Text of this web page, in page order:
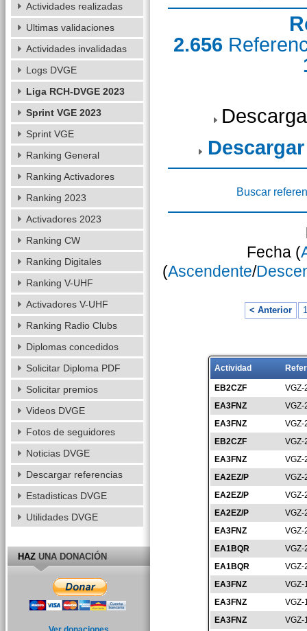
2.656
Buscar
Fecha (
(Ascendente/
< Anterior 1
Actividad
EB2CZF
VGZ-
EA3FNZ
VGZ-
EA3FNZ
VGZ-
EB2CZF
VGZ-
EA3FNZ
VGZ-
EA2EZ/P
VGZ-
EA2EZ/P
VGZ-
EA2EZ/P
VGZ-
EA3FNZ
VGZ-
EA1BQR
VGZ-
EA1BQR
VGZ-
EA3FNZ
VGZ-
EA3FNZ
VGZ-
EA3FNZ
VGZ-
Actividades realizadas
Ultimas validaciones
Actividades invalidadas
Logs DVGE
Liga RCH-DVGE 2023
Sprint VGE 2023
Sprint VGE
Ranking General
Ranking Activadores
Ranking 2023
Activadores 2023
Ranking CW
Ranking Digitales
Ranking V-UHF
Activadores V-UHF
Ranking Radio Clubs
Diplomas concedidos
Solicitar Diploma PDF
Solicitar premios
Videos DVGE
Fotos de seguidores
Noticias DVGE
Descargar referencias
Estadisticas DVGE
Utilidades DVGE
HAZUNA DONACIÓN